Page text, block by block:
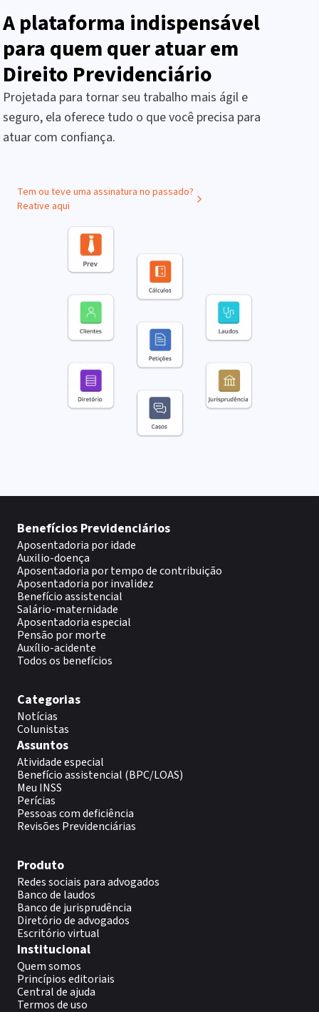
A plataforma indispensável
para quem quer atuar em
Direito Previdenciário
Projetada para tornar seu trabalho mais ágil e
seguro, ela oferece tudo o que você precisa para
atuar com confiança.
Tem ou teve uma assinatura no passado?
Reative aqui
Benefícios Previdenciários
Aposentadoria por idade
Auxilio-doença
Aposentadoria por tempo de contribuição
Aposentadoria por invalidez
Benefício assistencial
Salário-maternidade
Aposentadoria especial
Pensão por morte
Auxílio-acidente
Todos os benefícios
Categorias
Notícias
Colunistas
Assuntos
Atividade especial
Benefício assistencial (BPC/LOAS)
Meu INSS
Perícias
Pessoas com deficiência
Revisões Previdenciárias
Produto
Redes sociais para advogados
Banco de laudos
Banco de jurisprudência
Diretório de advogados
Escritório virtual
Institucional
Quem somos
Princípios editoriais
Central de ajuda
Termos de uso